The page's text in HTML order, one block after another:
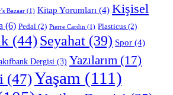
Bazaar (1) Kitap Yorumları (4) Kişisel
(6) Pedal (2) Pierre Cardin (1) Plasticus (2)
(44)Seyahat (39) Spor (4)
Dergisi (3) Yazılarım (17)
(47)Yaşam (111)